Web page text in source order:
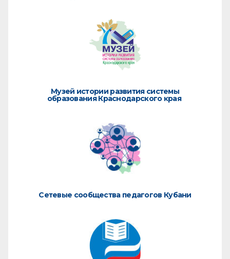
Музей истории развития системы
образования Краснодарского края
Сетевые сообщества педагогов Кубани